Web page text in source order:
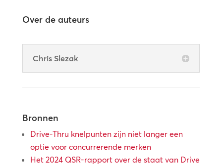
Over de auteurs
Chris Slezak
Bronnen
Drive-Thru knelpunten zijn niet langer een
optie voor concurrerende merken
Het 2024 QSR-rapport over de staat van Drive